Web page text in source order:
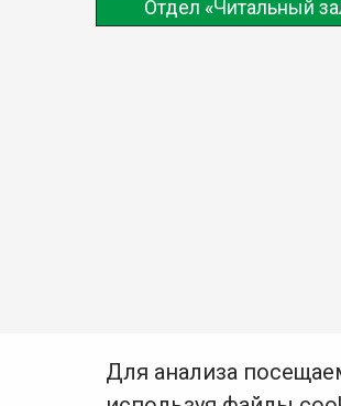
Отдел «Читальный
Для анализа